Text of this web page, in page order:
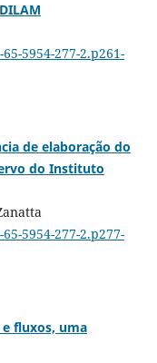
5954-277-2.p261-
de elaboração do
do Instituto
5954-277-2.p277-
fluxos, uma